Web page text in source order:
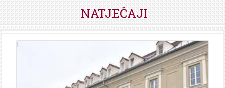
NATJEČAJI